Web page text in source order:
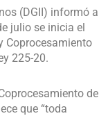
(DGII) informó a
julio se inicia el
Coprocesamiento
225-20.
de
que “toda